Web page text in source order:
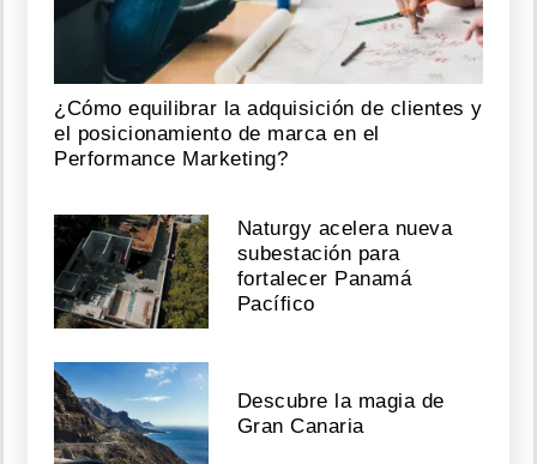
¿Cómo equilibrar la adquisición de clientes y
el posicionamiento de marca en el
Performance Marketing?
Naturgy acelera nueva
subestación para
fortalecer Panamá
Pacífico
Descubre la magia de
Gran Canaria